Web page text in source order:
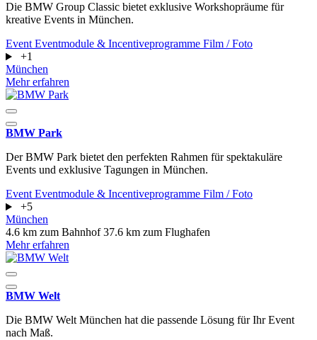
Die BMW Group Classic bietet exklusive Workshopräume für
kreative Events in München.
Event Eventmodule & Incentiveprogramme Film / Foto
+1
München
Mehr erfahren
BMW Park
Der BMW Park bietet den perfekten Rahmen für spektakuläre
Events und exklusive Tagungen in München.
Event Eventmodule & Incentiveprogramme Film / Foto
+5
München
4.6 km zum Bahnhof37.6 km zum Flughafen
Mehr erfahren
BMW Welt
Die BMW Welt München hat die passende Lösung für Ihr Event
nach Maß.